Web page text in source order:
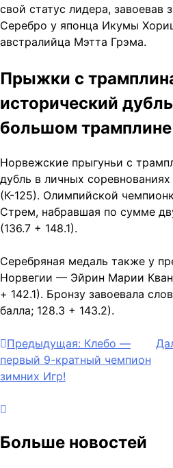
свой статус лидера, завоевав
Серебро у японца Икумы
австралийца Мэтта Грэма.
Прыжки с
исторический
большом трамплине
Норвежские прыгуньи с
дубль в личных
(К-125). Олимпийской
Стрем, набравшая по сумме
(136.7 + 148.1).
Серебряная медаль также у
Норвегии — Эйрин Марии
+ 142.1). Бронзу завоевала
балла; 128.3 + 143.2).
Навигация
по
Предыдущая: Клебо —
первый 9-кратный чемпион
зимних Игр!
Больше новостей